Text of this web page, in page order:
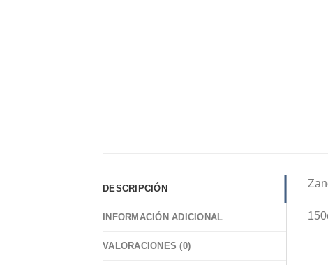
DESCRIPCIÓN
INFORMACIÓN ADICIONAL
VALORACIONES (0)